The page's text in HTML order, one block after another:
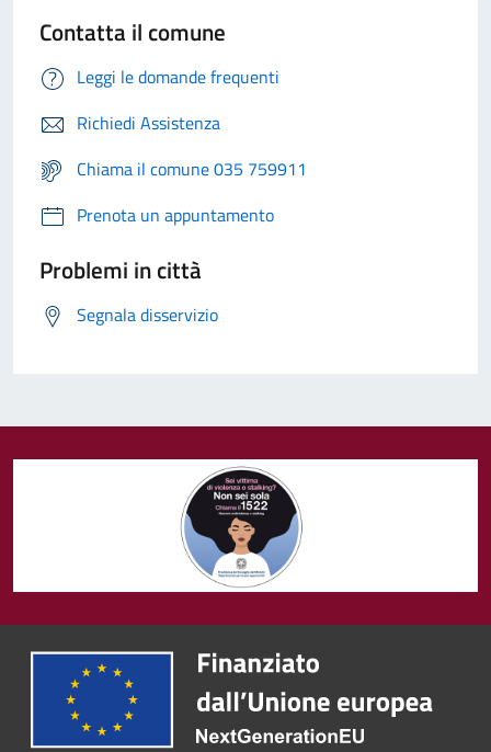
Contatta il comune
Leggi le domande frequenti
Richiedi Assistenza
Chiama il comune 035 759911
Prenota un appuntamento
Problemi in città
Segnala disservizio